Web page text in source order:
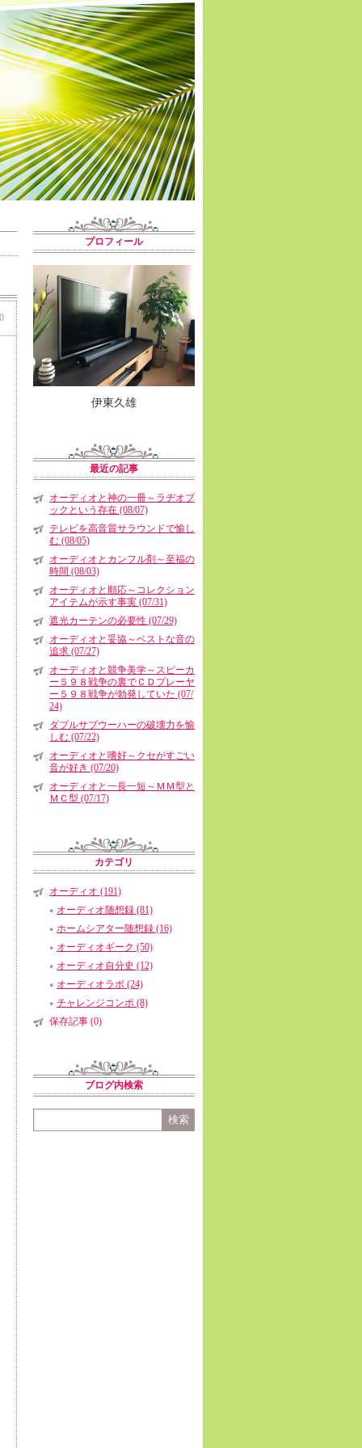
プロフィール
伊東久雄
最近の記事
オーディオと神の一冊～ラヂオブ
ックという存在 (08/07)
テレビを高音質サラウンドで愉し
む (08/05)
オーディオとカンフル剤～至福の
時間 (08/03)
オーディオと順応～コレクション
アイテムが示す事実 (07/31)
遮光カーテンの必要性 (07/29)
オーディオと妥協～ベストな音の
追求 (07/27)
オーディオと競争美学～スピーカ
ー５９８戦争の裏でＣＤプレーヤ
ー５９８戦争が勃発していた (07/
24)
ダブルサブウーハーの破壊力を愉
しむ (07/22)
オーディオと嗜好～クセがすごい
音が好き (07/20)
オーディオと一長一短～ＭＭ型と
ＭＣ型 (07/17)
カテゴリ
オーディオ (191)
オーディオ随想録 (81)
ホームシアター随想録 (16)
オーディオギーク (50)
オーディオ自分史 (12)
オーディオラボ (24)
チャレンジコンポ (8)
保存記事 (0)
ブログ内検索